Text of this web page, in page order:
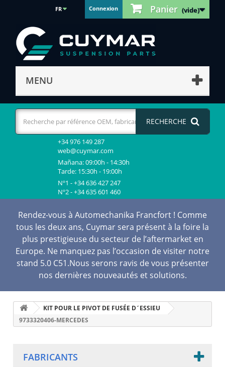
Panier (vide)
Connexion
FR
MENU
RECHERCHE
+34 976 149 287
web@cuymar.com
Mañana: 09:00h - 14:30h
Tarde: 15:30h - 19:00h
Nº1 - +34 636 427 247
Nº2 - +34 635 601 460
Rendez-vous à Automechanika Francfort ! Comme
tous les deux ans, Cuymar sera présent à la foire la
plus prestigieuse du secteur de l’aftermarket en
Europe. Ne manquez pas l’occasion de visiter notre
stand 5.0 C51.Nous serons ravis de vous présenter
nos dernières nouveautés et solutions.
KIT POUR LE PIVOT DE FUSÉE D´ESSIEU
9733320406-MERCEDES
FABRICANTS